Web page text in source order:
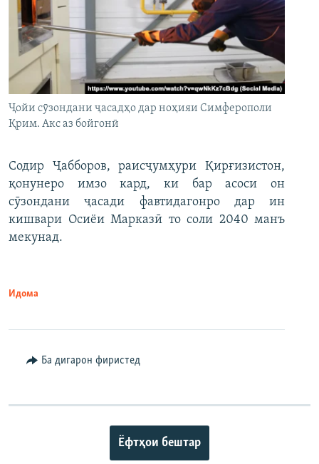
Ҷойи сӯзондани ҷасадҳо дар ноҳияи Симферополи
Қрим. Акс аз бойгонӣ
Содир Ҷабборов, раисҷумҳури Қирғизистон,
қонунеро имзо кард, ки бар асоси он
сӯзондани ҷасади фавтидагонро дар ин
кишвари Осиёи Марказӣ то соли 2040 манъ
мекунад.
Идома
Ба дигарон фиристед
Ёфтҳои бештар